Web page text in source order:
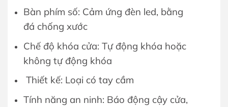
Bàn phím số: Cảm ứng đèn led, bằng
đá chống xước
Chế độ khóa cửa: Tự động khóa hoặc
không tự động khóa
Thiết kế: Loại có tay cầm
Tính năng an ninh: Báo động cậy cửa,